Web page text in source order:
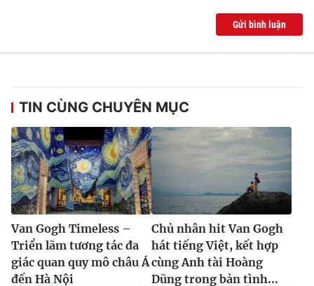
® Cấm sao chép dưới mọi hình thức nếu không có sự chấp
thuận bằng văn bản. Ghi rõ nguồn VTV.vn khi phát hành lại
thông tin từ website này.
Gửi bình luận
TIN CÙNG CHUYÊN MỤC
Van Gogh Timeless –
Triển lãm tương tác đa
giác quan quy mô châu Á
đến Hà Nội
Chủ nhân hit Van Gogh
hát tiếng Việt, kết hợp
cùng Anh tài Hoàng
Dũng trong bản tình...